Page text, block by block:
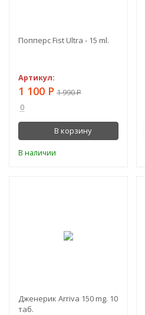
Попперс Fist Ultra - 15 ml.
Артикул:
1 100 Р 1 990Р
0
В корзину
В наличии
Дженерик Arriva 150 mg. 10
таб.